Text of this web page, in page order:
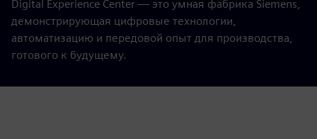
Digital Experience Center — это умная фабрика Siemens,
демонстрирующая цифровые технологии,
автоматизацию и передовой опыт для производства,
готового к будущему.